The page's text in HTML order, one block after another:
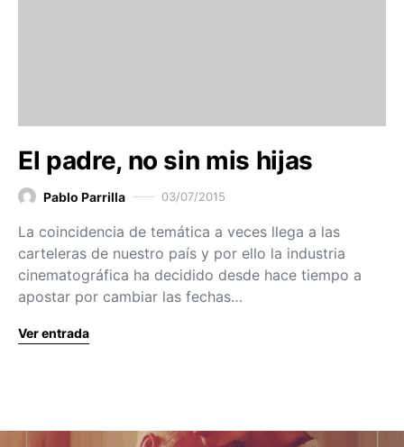
El padre, no sin mis hijas
Pablo Parrilla 03/07/2015
La coincidencia de temática a veces llega a las
carteleras de nuestro país y por ello la industria
cinematográfica ha decidido desde hace tiempo a
apostar por cambiar las fechas…
Ver entrada